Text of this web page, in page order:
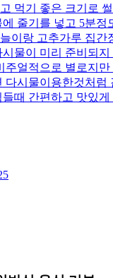
먹기 좋은 크기로
줄기를 넣고 5분정
이랑 고추가루 집간
물이 미리 준비되지
주얼적으로 별로지만
다시물이용한것처럼
때 간편하고 맛있게